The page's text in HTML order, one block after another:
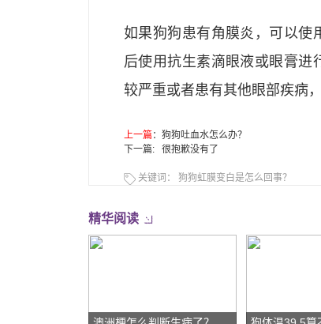
如果狗狗患有角膜炎，可以使
后使用抗生素滴眼液或眼膏进
较严重或者患有其他眼部疾病
上一篇 ： 狗狗吐血水怎么办？
下一篇: 很抱歉没有了
关键词： 狗狗虹膜变白是怎么回事？
精华阅读